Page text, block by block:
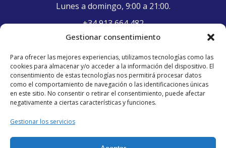
Gestionar consentimiento
Para ofrecer las mejores experiencias, utilizamos tecnologías como las
cookies para almacenar y/o acceder a la información del dispositivo. El
consentimiento de estas tecnologías nos permitirá procesar datos
como el comportamiento de navegación o las identificaciones únicas
en este sitio. No consentir o retirar el consentimiento, puede afectar
negativamente a ciertas características y funciones.
Gestionar los servicios
Lunes a domingo, 9:00 a 21:00.
+34 913 664 482
contacto@pasteleriaelriojano.com
SELLO DE CALIDAD